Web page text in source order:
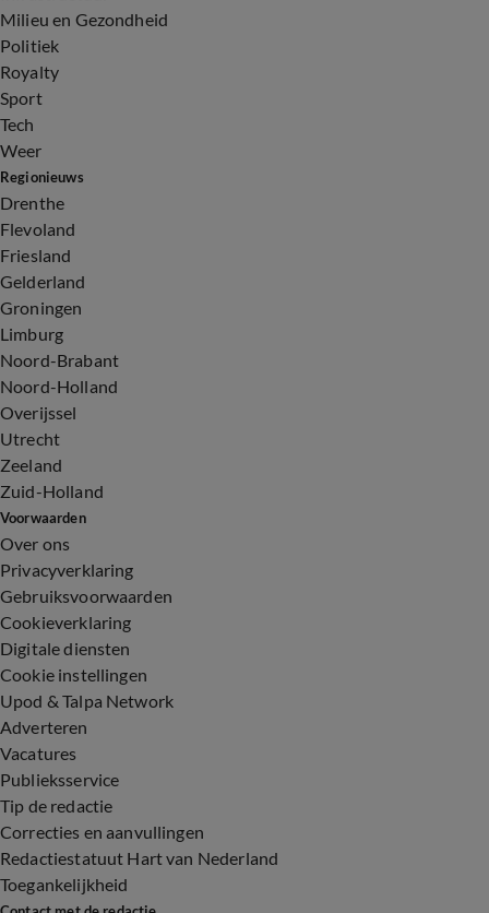
Milieu en Gezondheid
Politiek
Royalty
Sport
Tech
Weer
Regionieuws
Drenthe
Flevoland
Friesland
Gelderland
Groningen
Limburg
Noord-Brabant
Noord-Holland
Overijssel
Utrecht
Zeeland
Zuid-Holland
Voorwaarden
Over ons
Privacyverklaring
Gebruiksvoorwaarden
Cookieverklaring
Digitale diensten
Cookie instellingen
Upod & Talpa Network
Adverteren
Vacatures
Publieksservice
Tip de redactie
Correcties en aanvullingen
Redactiestatuut Hart van Nederland
Toegankelijkheid